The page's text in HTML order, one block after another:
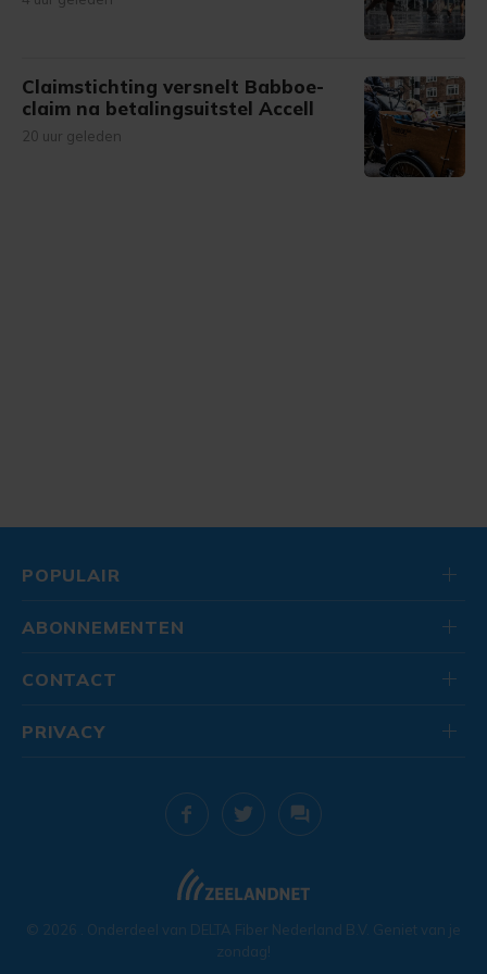
Claimstichting versnelt Babboe-
claim na betalingsuitstel Accell
20 uur geleden
POPULAIR
ABONNEMENTEN
CONTACT
© 2026 . Onderdeel van DELTA Fiber Nederland B.V. Geniet van je
zondag!
PRIVACY